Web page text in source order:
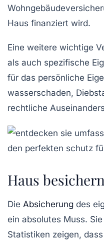
Haus finanziert wird.
Eine weitere wichtige
als auch spezifische
für das persönliche
wasserschaden,
rechtliche
Haus
Die Absicherung des
ein absolutes Muss.
Statistiken zeigen,